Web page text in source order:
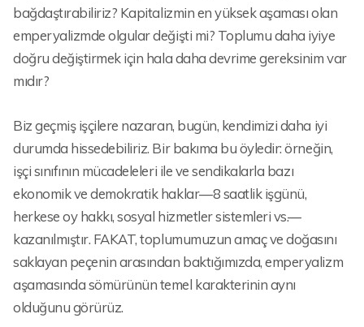
bağdaştırabiliriz? Kapitalizmin en yüksek aşaması olan
emperyalizmde olgular değişti mi? Toplumu daha iyiye
doğru değiştirmek için hala daha devrime gereksinim var
mıdır?
Biz geçmiş işçilere nazaran, bugün, kendimizi daha iyi
durumda hissedebiliriz. Bir bakıma bu öyledir: örneğin,
işçi sınıfının mücadeleleri ile ve sendikalarla bazı
ekonomik ve demokratik haklar—8 saatlik işgünü,
herkese oy hakkı, sosyal hizmetler sistemleri vs.—
kazanılmıştır. FAKAT, toplumumuzun amaç ve doğasını
saklayan peçenin arasından baktığımızda, emperyalizm
aşamasında sömürünün temel karakterinin aynı
olduğunu görürüz.